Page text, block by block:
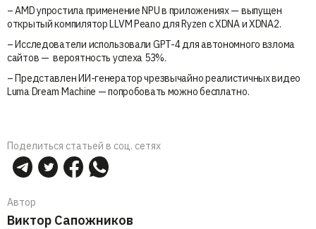
– AMD упростила применение NPU в приложениях — выпущен
открытый компилятор LLVM Peano для Ryzen с XDNA и XDNA2.
– Исследователи использовали GPT-4 для автономного взлома
сайтов — вероятность успеха 53%.
– Представлен ИИ-генератор чрезвычайно реалистичных видео
Luma Dream Machine — попробовать можно бесплатно.
Поделиться статьей в соц. сетях
Автор
Виктор Сапожников